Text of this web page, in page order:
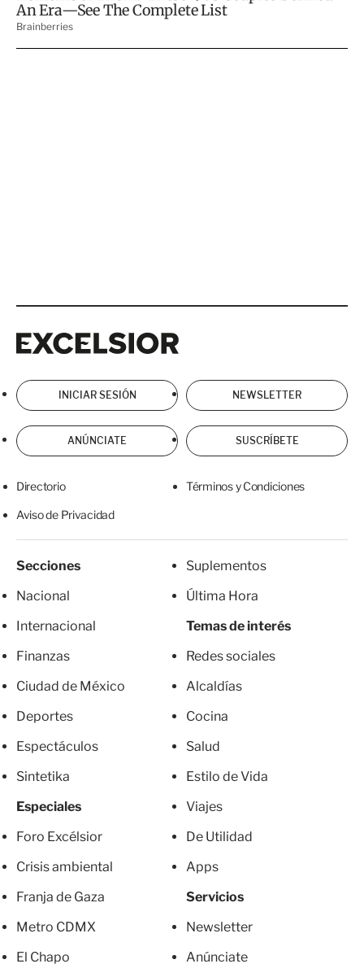
INICIAR SESIÓN NEWSLETTER
ANÚNCIATE SUSCRÍBETE
Directorio Términos y Condiciones
Aviso de Privacidad
Secciones
Nacional
Internacional
Finanzas
Ciudad de México
Deportes
Espectáculos
Sintetika
Especiales
Foro Excélsior
Crisis ambiental
Franja de Gaza
Metro CDMX
El Chapo
Suplementos
Última Hora
Temas de interés
Redes sociales
Alcaldías
Cocina
Salud
Estilo de Vida
Viajes
De Utilidad
Apps
Servicios
Newsletter
Anúnciate